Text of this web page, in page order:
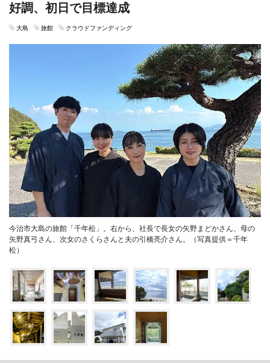
好調、初日で目標達成
大島 旅館 クラウドファンディング
今治市大島の旅館「千年松」。右から、社長で長女の矢野まどかさん、母の
矢野真弓さん、次女のさくらさんと夫の引橋亮介さん。（写真提供＝千年
松）